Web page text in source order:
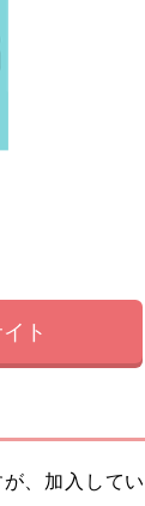
ト
、加入してい